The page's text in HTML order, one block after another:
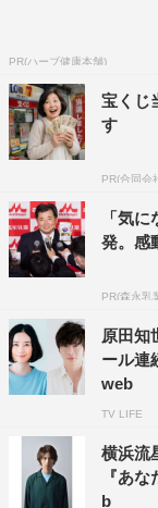
番組情報
『金曜ロードシ
「劇場版公開記
完全新撮スペシャ
2021年12月10日
©2021『あなたの
加藤浩次
PR(ハーブ健康本舗)
宝くじ
す
PR(合同会
「気
発。感
PR(森永乳
原田知
ール連
web
TV LIFE
横浜流
『あ
b